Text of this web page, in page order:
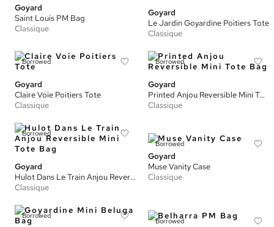
Goyard
Saint Louis PM Bag
Classique
Goyard
Le Jardin Goyardine Poitiers Tote
Classique
Borrowed
Goyard
Claire Voie Poitiers Tote
Classique
Borrowed
Goyard
Printed Anjou Reversible Mini Tote Bag
Classique
Borrowed
Goyard
Hulot Dans Le Train Anjou Reversible Mini Tote Bag
Classique
Borrowed
Goyard
Muse Vanity Case
Classique
Borrowed
Borrowed